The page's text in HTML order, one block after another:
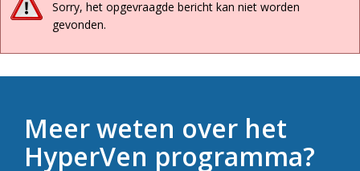
Sorry, het opgevraagde bericht kan niet worden
gevonden.
Meer weten over het
HyperVen programma?